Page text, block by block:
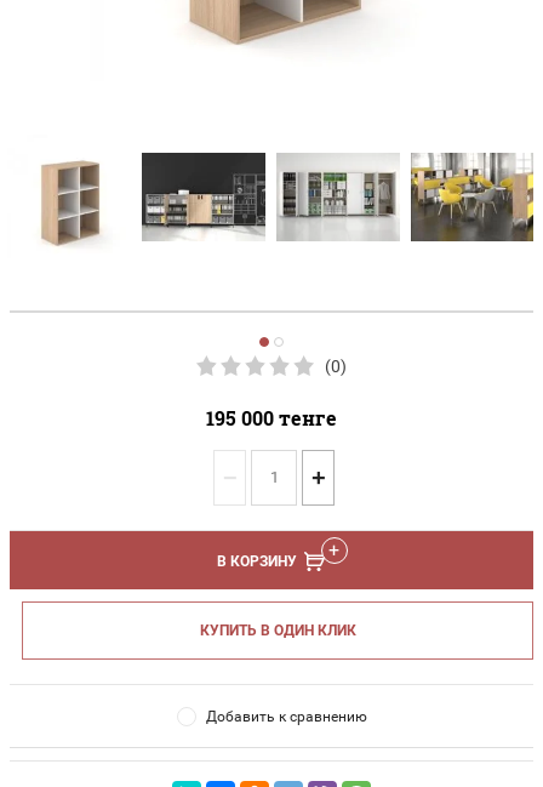
(0)
195 000тенге
− +
В КОРЗИНУ
КУПИТЬ В ОДИН КЛИК
Добавить к сравнению